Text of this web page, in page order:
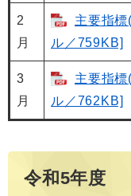
2
月
主要指
ル／759KB]
3
月
主要指
ル／762KB]
令和5年度